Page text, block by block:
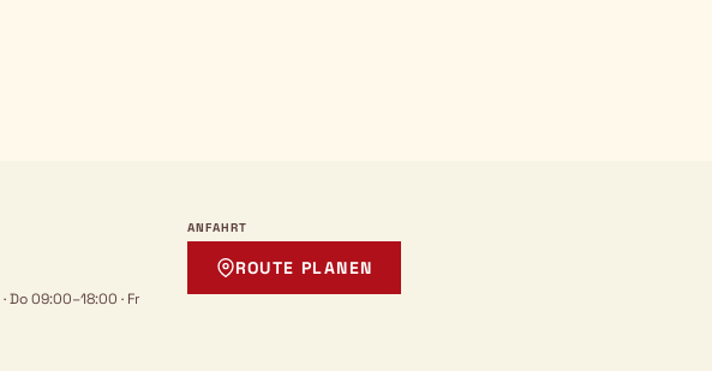
·Do 09:00–18:00 · Fr
ANFAHRT
ROUTE PLANEN